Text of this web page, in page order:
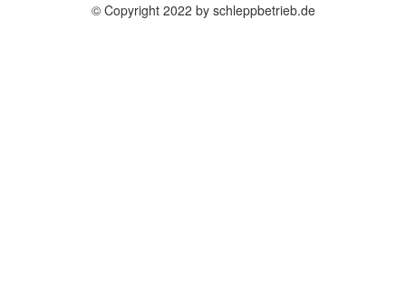
© Copyright 2022 by schleppbetrieb.de